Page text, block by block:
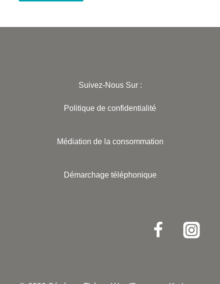
Suivez-Nous Sur :
Politique de confidentialité
Médiation de la consommation
Démarchage téléphonique